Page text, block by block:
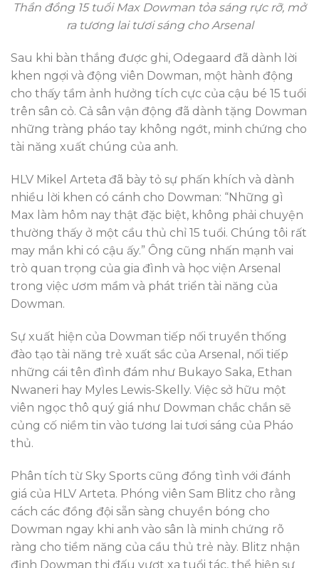
Thần đồng 15 tuổi Max Dowman tỏa sáng rực rỡ, mở
ra tương lai tươi sáng cho Arsenal
Sau khi bàn thắng được ghi, Odegaard đã dành lời
khen ngợi và động viên Dowman, một hành động
cho thấy tầm ảnh hưởng tích cực của cậu bé 15 tuổi
trên sân cỏ. Cả sân vận động đã dành tặng Dowman
những tràng pháo tay không ngớt, minh chứng cho
tài năng xuất chúng của anh.
HLV Mikel Arteta đã bày tỏ sự phấn khích và dành
nhiều lời khen có cánh cho Dowman: “Những gì
Max làm hôm nay thật đặc biệt, không phải chuyện
thường thấy ở một cầu thủ chỉ 15 tuổi. Chúng tôi rất
may mắn khi có cậu ấy.” Ông cũng nhấn mạnh vai
trò quan trọng của gia đình và học viện Arsenal
trong việc ươm mầm và phát triển tài năng của
Dowman.
Sự xuất hiện của Dowman tiếp nối truyền thống
đào tạo tài năng trẻ xuất sắc của Arsenal, nối tiếp
những cái tên đình đám như Bukayo Saka, Ethan
Nwaneri hay Myles Lewis-Skelly. Việc sở hữu một
viên ngọc thô quý giá như Dowman chắc chắn sẽ
củng cố niềm tin vào tương lai tươi sáng của Pháo
thủ.
Phân tích từ Sky Sports cũng đồng tình với đánh
giá của HLV Arteta. Phóng viên Sam Blitz cho rằng
cách các đồng đội sẵn sàng chuyền bóng cho
Dowman ngay khi anh vào sân là minh chứng rõ
ràng cho tiềm năng của cầu thủ trẻ này. Blitz nhận
định Dowman thi đấu vượt xa tuổi tác, thể hiện sự